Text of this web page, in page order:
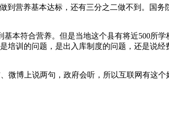
到营养基本达标，还有三分之二做不到。国务
本符合营养。但是当地这个县有将近500所
培训的问题，是出入库制度的问题，还是说
微博上说两句，政府会听，所以互联网有这个